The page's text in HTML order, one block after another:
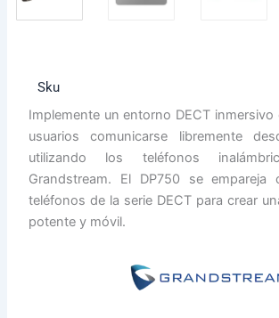
Sku
Implemente un entorno DECT inmersivo
usuarios comunicarse libremente
utilizando los teléfonos
Grandstream. El DP750 se
teléfonos de la serie DECT para crear
potente y móvil.